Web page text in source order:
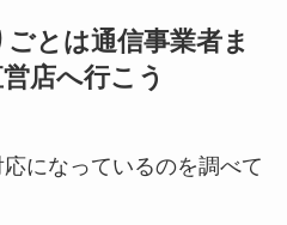
とは通信事業者ま
店へ行こう
になっているのを調べて